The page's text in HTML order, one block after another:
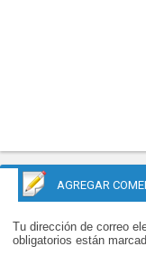
AGREGAR
Tu dirección de correo
obligatorios están